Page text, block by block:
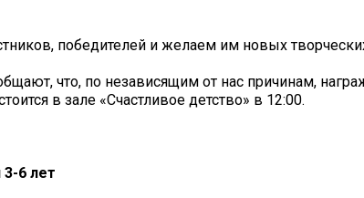
победителей и желаем им новых
что, по независящим от нас причинам,
в зале «Счастливое детство» в 12:00.
3-6 лет